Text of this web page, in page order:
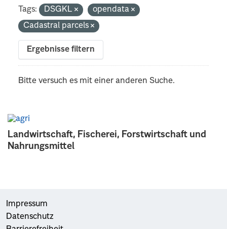
Landwirtschaft, Fischerei, Forstwirtschaft und
Nahrungsmittel
Tags: DSGKL
opendata
Cadastral parcels
Ergebnisse filtern
Bitte versuch es mit einer anderen Suche.
Impressum
Datenschutz